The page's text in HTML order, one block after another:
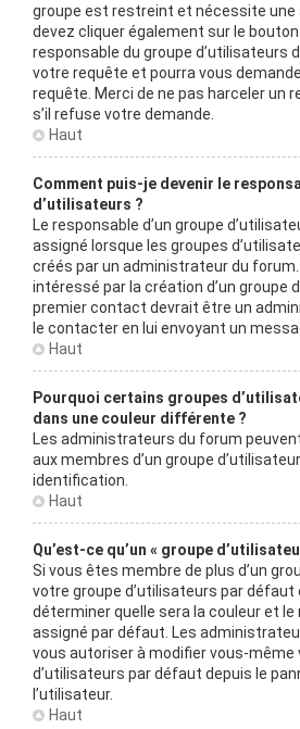
groupe est restreint et nécessite une
devez cliquer également sur le bouton
responsable du groupe d’utilisateurs
votre requête et pourra vous
requête. Merci de ne pas harceler un
s’il refuse votre demande.
Haut
Comment puis-je devenir le
d’utilisateurs ?
Le responsable d’un groupe
assigné lorsque les groupes
créés par un administrateur du
intéressé par la création d’un groupe
premier contact devrait être un
le contacter en lui envoyant un
Haut
Pourquoi certains groupes
dans une couleur différente ?
Les administrateurs du forum
aux membres d’un groupe
identification.
Haut
Qu’est-ce qu’un « groupe
Si vous êtes membre de plus d’un
votre groupe d’utilisateurs par défaut
déterminer quelle sera la couleur et le
assigné par défaut. Les
vous autoriser à modifier vous-même
d’utilisateurs par défaut depuis le
l’utilisateur.
Haut